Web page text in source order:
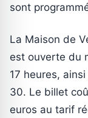
sont
La Maison de
est ouverte du
17 heures,
30. Le billet
euros au tarif